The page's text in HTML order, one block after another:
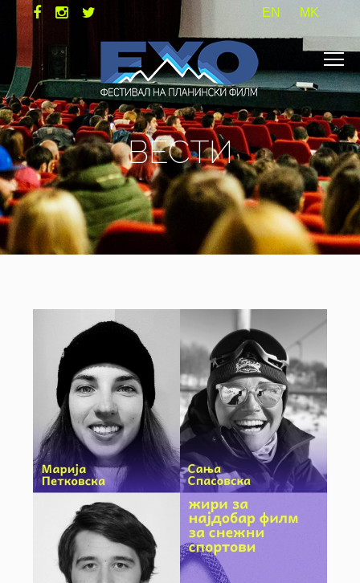
EN MK
ВЕСТИ